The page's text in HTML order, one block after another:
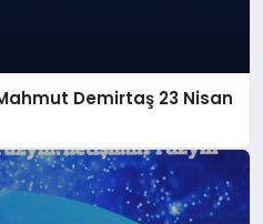
Demirtaş 23 Nisan